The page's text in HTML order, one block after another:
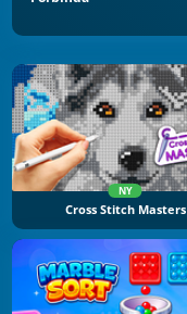
NY
Cross Stitch Masters